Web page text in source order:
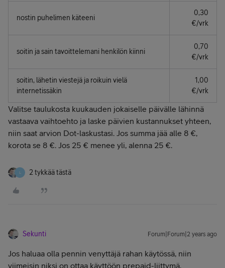
nostin puhelimen käteeni
0,30
€/vrk​
soitin ja sain tavoittelemani henkilön kiinni
0,70
€/vrk​
soitin, lähetin viestejä ja roikuin vielä
internetissäkin
1,00
€/vrk​
Valitse taulukosta kuukauden jokaiselle päivälle lähinnä
vastaava vaihtoehto ja laske päivien kustannukset yhteen,
niin saat arvion Dot-laskustasi. Jos summa jää alle 8 €,
korota se 8 €. Jos 25 € menee yli, alenna 25 €.
L 2 tykkää tästä
Sekunti Forum|Forum|2 years ago
Jos haluaa olla pennin venyttäjä rahan käytössä, niin
viimeisin niksi on ottaa käyttöön prepaid-liittymä.